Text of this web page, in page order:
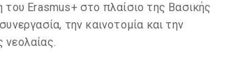
Erasmus+ στο πλαίσιο της Βασικής
την καινοτομία και την